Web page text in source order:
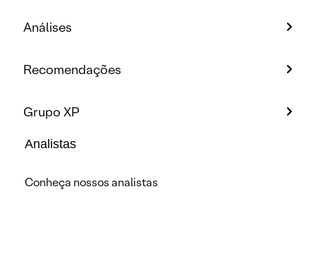
Análises
Recomendações
Grupo XP
Analistas
Conheça nossos analistas